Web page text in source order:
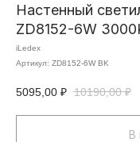
Настенный
ZD8152-6W
iLedex
Артикул: ZD8152-6W BK
5095,00 ₽ 10190,00 ₽
В